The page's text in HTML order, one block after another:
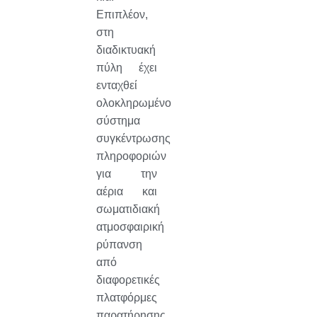
Επιπλέον,
στη
διαδικτυακή
πύλη έχει
ενταχθεί
ολοκληρωμένο
σύστημα
συγκέντρωσης
πληροφοριών
για την
αέρια και
σωματιδιακή
ατμοσφαιρική
ρύπανση
από
διαφορετικές
πλατφόρμες